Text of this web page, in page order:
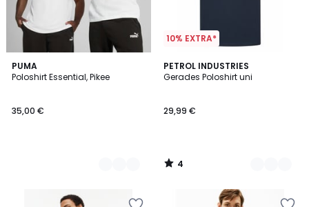
PUMA
Poloshirt Essential, Pikee
35,00 €
2
Farben
10% EXTRA*
PETROL INDUSTRIES
Gerades Poloshirt uni
29,99 €
4
/
3
Farben
4
/